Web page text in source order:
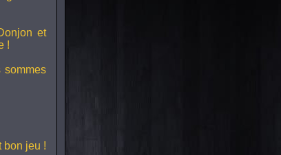
et
!
sommes
bon jeu !